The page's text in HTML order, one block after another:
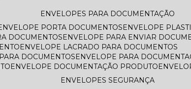
ENVELOPES PARA DOCUMENTAÇÃO
ENVELOPE PORTA DOCUMENTOS
ENVELOPE
DOCUMENTOS
ENVELOPE PARA ENVIAR
ENVELOPE LACRADO PARA DOCUMENTOS
DOCUMENTOS
ENVELOPE PARA
ENVELOPE DOCUMENTAÇÃO PRODUTO
ENVELOPES SEGURANÇA